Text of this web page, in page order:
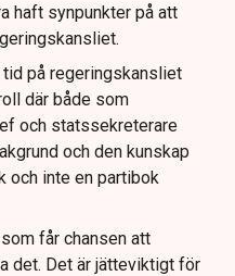
haft synpunkter på att
på regeringskansliet
där både som
och statssekreterare
och den kunskap
och inte en partibok
får chansen att
det. Det är jätteviktigt för